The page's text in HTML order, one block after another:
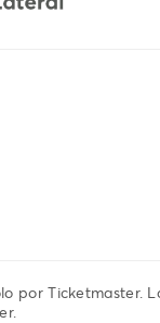
por Ticketmaster.